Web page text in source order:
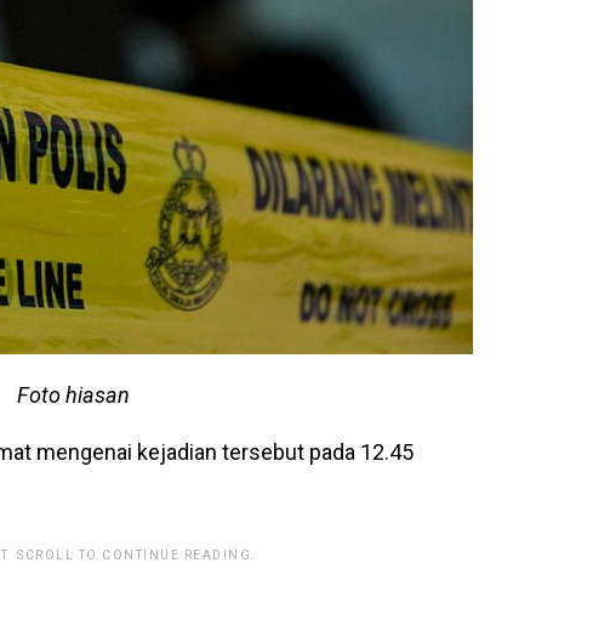
Foto hiasan
mengenai kejadian tersebut pada 12.45
SCROLL TO CONTINUE READING.